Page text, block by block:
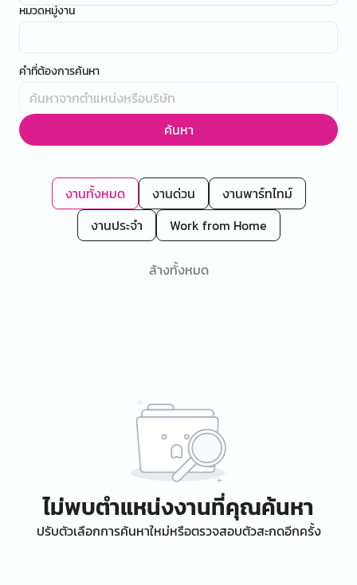
หมวดหมู่งาน
คำที่ต้องการค้นหา
ค้นหา
งานทั้งหมด งานด่วน
งานพาร์ทไทม์
งานประจำ
Work from Home
ล้างทั้งหมด
ไม่พบตำแหน่งงานที่คุณค้นหา
ปรับตัวเลือกการค้นหาใหม่หรือตรวจสอบตัวสะกดอีกครั้ง